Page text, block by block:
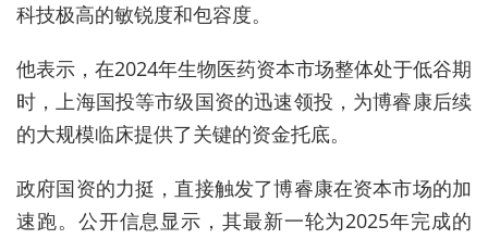
科技极高的敏锐度和包容度。
他表示，在2024年生物医药资本市场整体处于低谷期
时，上海国投等市级国资的迅速领投，为博睿康后续
的大规模临床提供了关键的资金托底。
政府国资的力挺，直接触发了博睿康在资本市场的加
速跑。公开信息显示，其最新一轮为2025年完成的